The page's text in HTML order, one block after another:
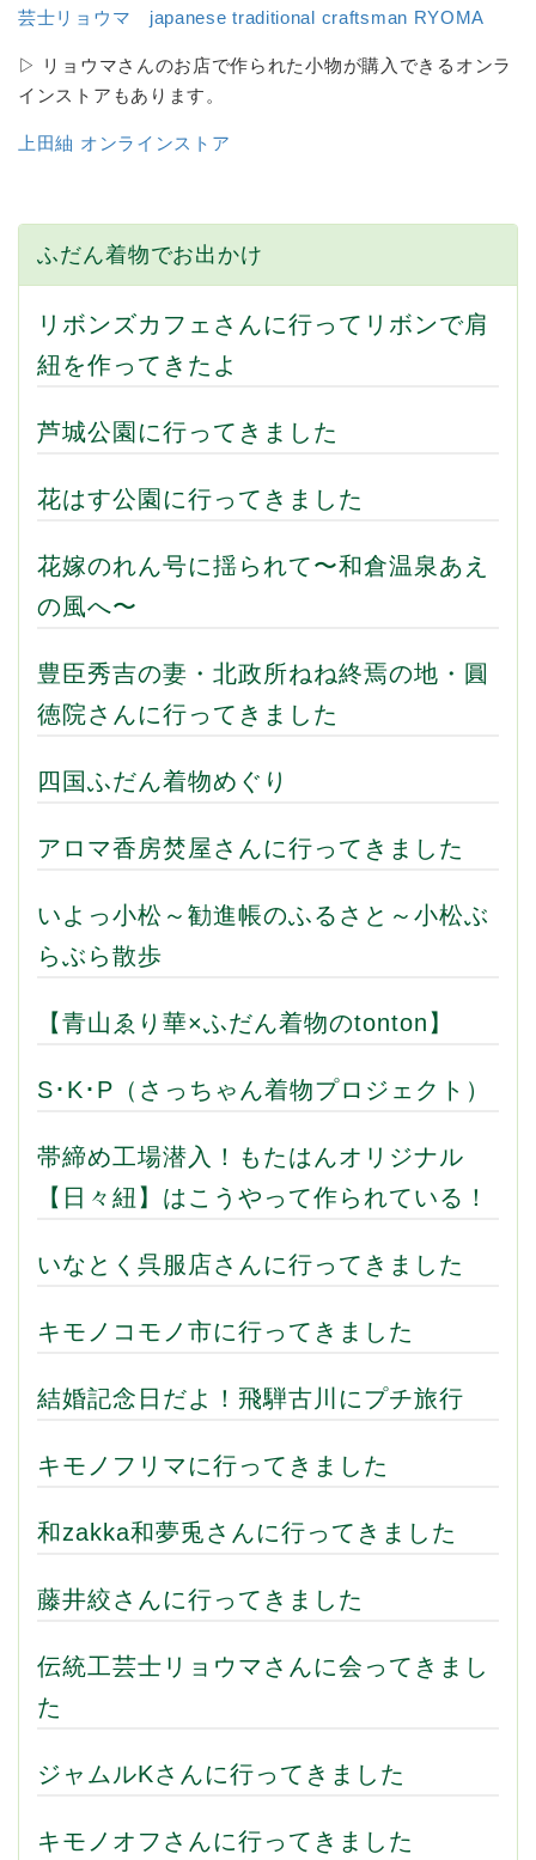
芸士リョウマ japanese traditional craftsman RYOMA
▷ リョウマさんのお店で作られた小物が購入できるオンラ
インストアもあります。
上田紬 オンラインストア
ふだん着物でお出かけ
リボンズカフェさんに行ってリボンで肩
紐を作ってきたよ
芦城公園に行ってきました
花はす公園に行ってきました
花嫁のれん号に揺られて〜和倉温泉あえ
の風へ〜
豊臣秀吉の妻・北政所ねね終焉の地・圓
徳院さんに行ってきました
四国ふだん着物めぐり
アロマ香房焚屋さんに行ってきました
いよっ小松～勧進帳のふるさと～小松ぶ
らぶら散歩
【青山ゑり華×ふだん着物のtonton】
S･K･P（さっちゃん着物プロジェクト）
帯締め工場潜入！もたはんオリジナル
【日々紐】はこうやって作られている！
いなとく呉服店さんに行ってきました
キモノコモノ市に行ってきました
結婚記念日だよ！飛騨古川にプチ旅行
キモノフリマに行ってきました
和zakka和夢兎さんに行ってきました
藤井絞さんに行ってきました
伝統工芸士リョウマさんに会ってきまし
た
ジャムルKさんに行ってきました
キモノオフさんに行ってきました